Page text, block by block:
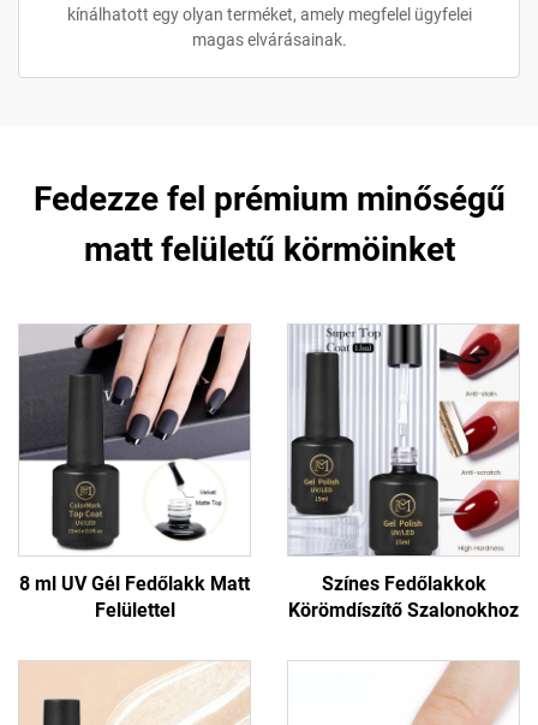
kínálhatott egy olyan terméket, amely megfelel ügyfelei
magas elvárásainak.
Fedezze fel prémium minőségű
matt felületű körmöinket
8 ml UV Gél Fedőlakk Matt
Felülettel
Színes Fedőlakkok
Körömdíszítő Szalonokhoz